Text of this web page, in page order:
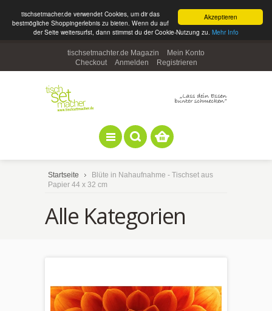
Akzeptieren
tischsetmacher.de verwendet Cookies, um dir das
bestmögliche Shoppingerlebnis zu bieten. Wenn du auf
der Seite weitersurfst, dann stimmst du der Cookie-Nutzung zu. Mehr Info
tischsetmachter.de Magazin
Mein Konto
Checkout
Anmelden Registrieren
Startseite
Blüte in Nahaufnahme - Tischset aus
Papier 44 x 32 cm
Alle Kategorien